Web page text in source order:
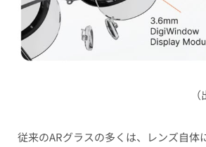
従来のARグラスの多くは、レンズ自体